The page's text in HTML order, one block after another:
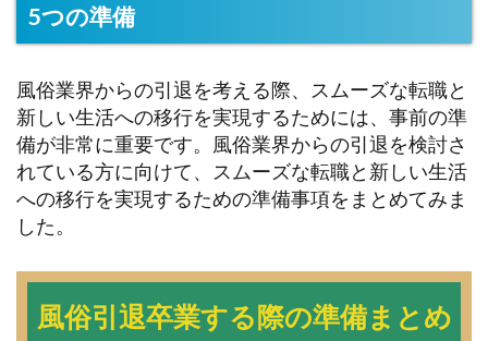
5つの準備
風俗業界からの引退を考える際、スムーズな転職と
新しい生活への移行を実現するためには、事前の準
備が非常に重要です。風俗業界からの引退を検討さ
れている方に向けて、スムーズな転職と新しい生活
への移行を実現するための準備事項をまとめてみま
した。
風俗引退卒業する際の準備まとめ